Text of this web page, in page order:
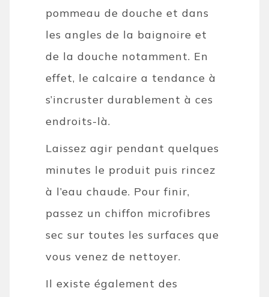
pommeau de douche et dans
les angles de la baignoire et
de la douche notamment. En
effet, le calcaire a tendance à
s’incruster durablement à ces
endroits-là.
Laissez agir pendant quelques
minutes le produit puis rincez
à l’eau chaude. Pour finir,
passez un chiffon microfibres
sec sur toutes les surfaces que
vous venez de nettoyer.
Il existe également des